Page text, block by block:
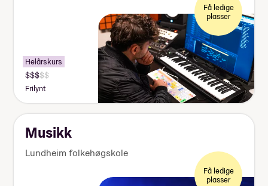
Få ledige
plasser
Helårskurs
Frilynt
Musikk
Lundheim folkehøgskole
Få ledige
plasser